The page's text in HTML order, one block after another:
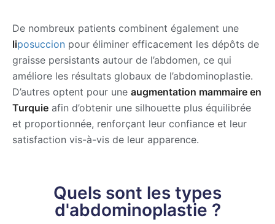
De nombreux patients combinent également une
liposuccion pour éliminer efficacement les dépôts de
graisse persistants autour de l’abdomen, ce qui
améliore les résultats globaux de l’abdominoplastie.
D’autres optent pour une augmentation mammaire en
Turquie afin d’obtenir une silhouette plus équilibrée
et proportionnée, renforçant leur confiance et leur
satisfaction vis-à-vis de leur apparence.
Quels sont les types
d'abdominoplastie ?